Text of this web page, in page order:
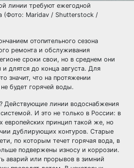
линии требуют ежегодной
(Фото: Maridav / Shutterstock /
отопительного сезона
ремонта и обслуживания
сроки свои, но в среднем они
и длятся до конца августа. Для
значит, что на протяжении
будет горячей воды.
Действующие линии водоснабжения
И это не только в России: в
европейских принцип такой же, но
дублирующих контуров. Старые
по которым течет горячая вода, в
подвержены износу и коррозии.
аварий или прорывов в зимний